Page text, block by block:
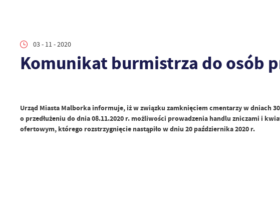
03 - 11 - 2020
Komunikat burmistrza do osób
Urząd Miasta Malborka informuje, iż w związku zamknięciem cmentarzy w dniach
o przedłużeniu do dnia 08.11.2020 r. możliwości prowadzenia handlu zniczami i
ofertowym, którego rozstrzygnięcie nastąpiło w dniu 20 października 2020 r.